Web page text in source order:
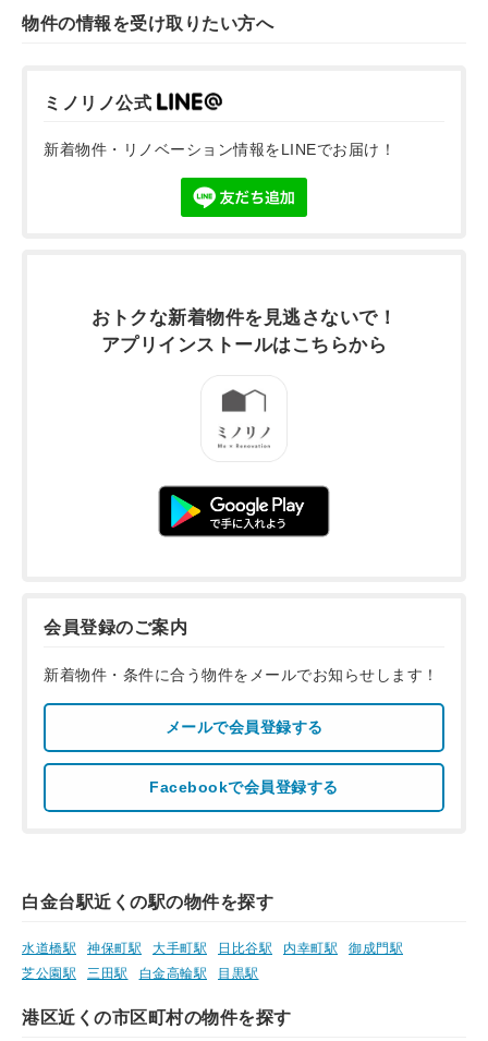
物件の情報を受け取りたい方へ
ミノリノ公式
新着物件・リノベーション情報をLINEでお届け！
おトクな新着物件を 見逃さないで！
アプリインストールはこちらから
会員登録のご案内
新着物件・条件に合う物件をメールでお知らせします！
メールで会員登録する
Facebookで会員登録する
白金台駅近くの駅の物件を探す
水道橋駅 神保町駅 大手町駅 日比谷駅 内幸町駅
御成門駅
芝公園駅
三田駅 白金高輪駅 目黒駅
港区近くの市区町村の物件を探す